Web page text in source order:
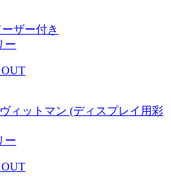
ザー付き
ー
ィットマン (ディスプレイ用彩
ー